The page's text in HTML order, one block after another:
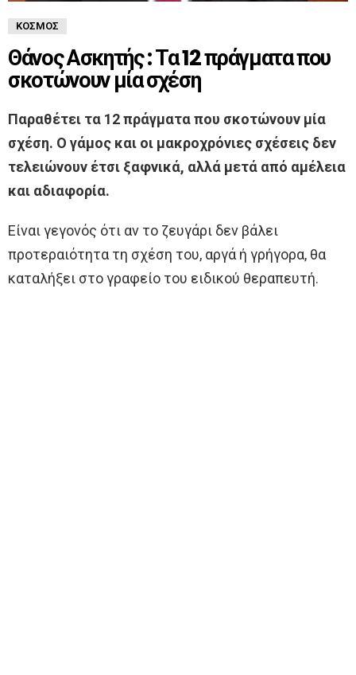
ΚΌΣΜΟΣ
Θάνος Ασκητής : Τα 12 πράγματα που
σκοτώνουν μία σχέση
Παραθέτει τα 12 πράγματα που σκοτώνουν μία
σχέση. Ο γάμος και οι μακροχρόνιες σχέσεις δεν
τελειώνουν έτσι ξαφνικά, αλλά μετά από αμέλεια
και αδιαφορία.
Είναι γεγονός ότι αν το ζευγάρι δεν βάλει
προτεραιότητα τη σχέση του, αργά ή γρήγορα, θα
καταλήξει στο γραφείο του ειδικού θεραπευτή.